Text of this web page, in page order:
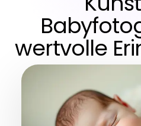
wertvolle